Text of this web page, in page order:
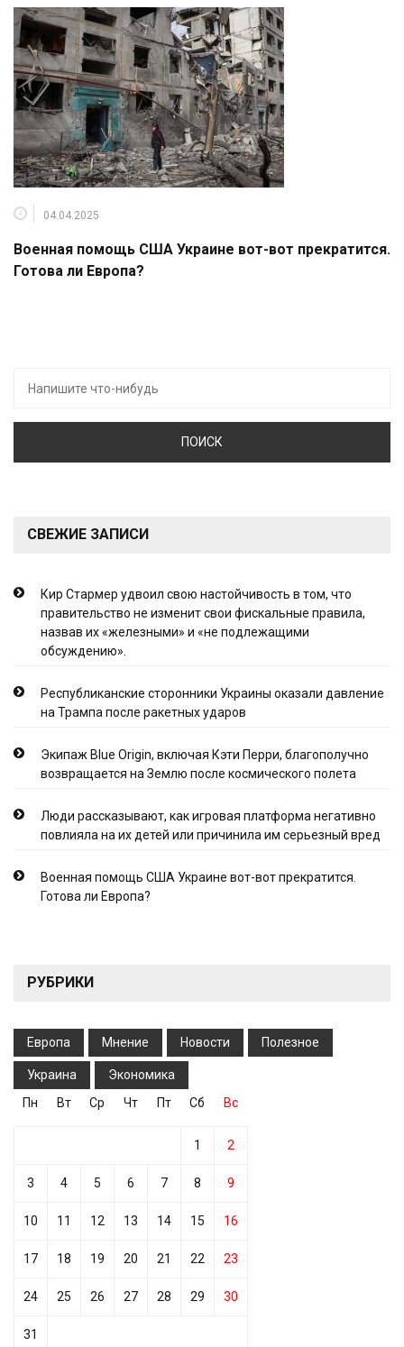
04.04.2025
Военная помощь США Украине вот-вот прекратится.
Готова ли Европа?
СВЕЖИЕ ЗАПИСИ
Кир Стармер удвоил свою настойчивость в том, что
правительство не изменит свои фискальные правила,
назвав их «железными» и «не подлежащими
обсуждению».
Республиканские сторонники Украины оказали давление
на Трампа после ракетных ударов
Экипаж Blue Origin, включая Кэти Перри, благополучно
возвращается на Землю после космического полета
Люди рассказывают, как игровая платформа негативно
повлияла на их детей или причинила им серьезный вред
Военная помощь США Украине вот-вот прекратится.
Готова ли Европа?
РУБРИКИ
Европа Мнение Новости Полезное
Украина
Экономика
Пн
Вт Ср Чт Пт Сб Вс
1 2
3 4 5 6 7 8 9
10 11 12 13 14 15 16
17 18 19 20 21 22 23
24 25 26 27 28 29 30
31